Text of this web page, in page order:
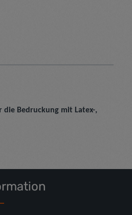
die Bedruckung mit Latex-,